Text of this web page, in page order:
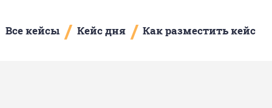
Все кейсы / Кейс дня / Как разместить кейс